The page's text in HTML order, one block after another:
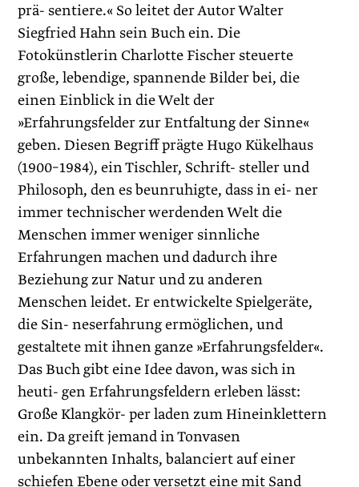
prä- sentiere.« So leitet der Autor Walter
Siegfried Hahn sein Buch ein. Die
Fotokünstlerin Charlotte Fischer steuerte
große, lebendige, spannende Bilder bei, die
einen Einblick in die Welt der
»Erfahrungsfelder zur Entfaltung der Sinne«
geben. Diesen Begriff prägte Hugo Kükelhaus
(1900–1984), ein Tischler, Schrift- steller und
Philosoph, den es beunruhigte, dass in ei- ner
immer technischer werdenden Welt die
Menschen immer weniger sinnliche
Erfahrungen machen und dadurch ihre
Beziehung zur Natur und zu anderen
Menschen leidet. Er entwickelte Spielgeräte,
die Sin- neserfahrung ermöglichen, und
gestaltete mit ihnen ganze »Erfahrungsfelder«.
Das Buch gibt eine Idee davon, was sich in
heuti- gen Erfahrungsfeldern erleben lässt:
Große Klangkör- per laden zum Hineinklettern
ein. Da greift jemand in Tonvasen
unbekannten Inhalts, balanciert auf einer
schiefen Ebene oder versetzt eine mit Sand